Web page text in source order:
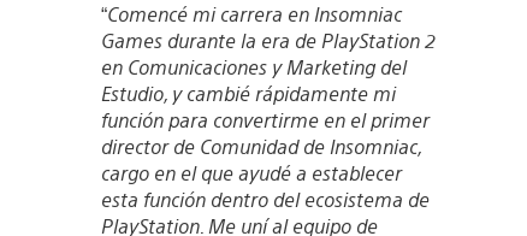
“Comencé mi carrera en Insomniac
Games durante la era de PlayStation 2
en Comunicaciones y Marketing del
Estudio, y cambié rápidamente mi
función para convertirme en el primer
director de Comunidad de Insomniac,
cargo en el que ayudé a establecer
esta función dentro del ecosistema de
PlayStation. Me uní al equipo de